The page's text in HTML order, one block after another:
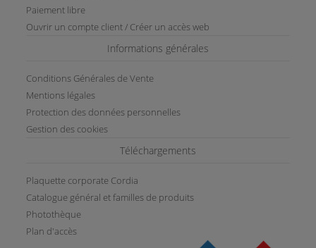
Paiement libre
Ouvrir un compte client / Créer un accès web
Informations générales
Conditions Générales de Vente
Mentions légales
Protection des données personnelles
Gestion des cookies
Téléchargements
Plaquette corporate Cordia
Catalogue général et familles de produits
Photothèque
Plan d'accès